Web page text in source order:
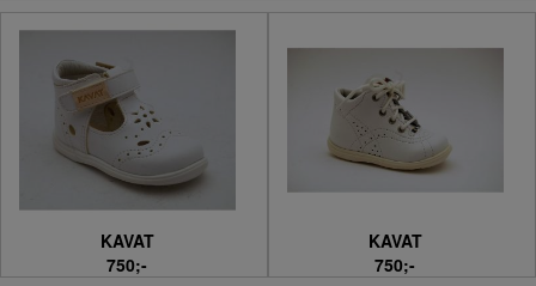
KAVAT
750;-
KAVAT
750;-